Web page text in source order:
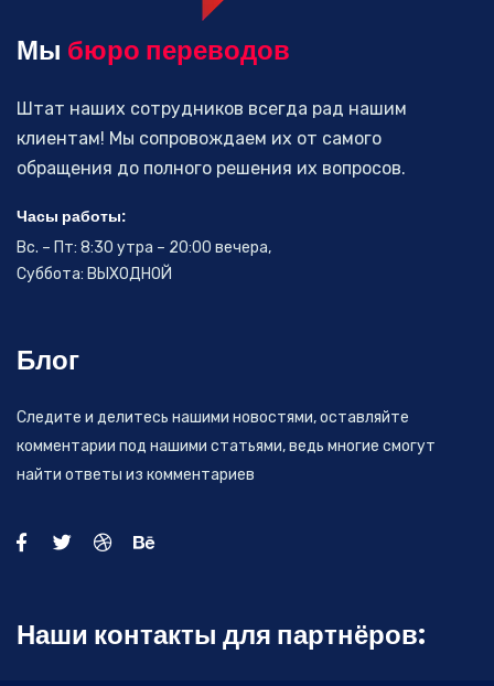
Мы бюро переводов
Штат наших сотрудников всегда рад нашим
клиентам! Мы сопровождаем их от самого
обращения до полного решения их вопросов.
Часы работы:
Вс. – Пт: 8:30 утра – 20:00 вечера,
Суббота: ВЫХОДНОЙ
Блог
Следите и делитесь нашими новостями, оставляйте
комментарии под нашими статьями, ведь многие смогут
найти ответы из комментариев
Наши контакты для партнёров: